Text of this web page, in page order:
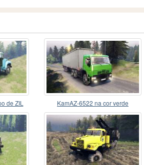
de ZIL
KamAZ-6522 na cor verde